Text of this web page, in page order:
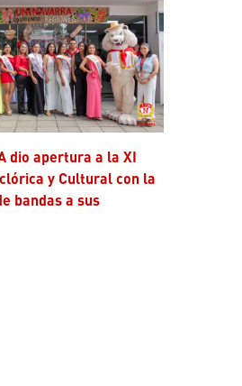
y Cultural con la
bandas a sus